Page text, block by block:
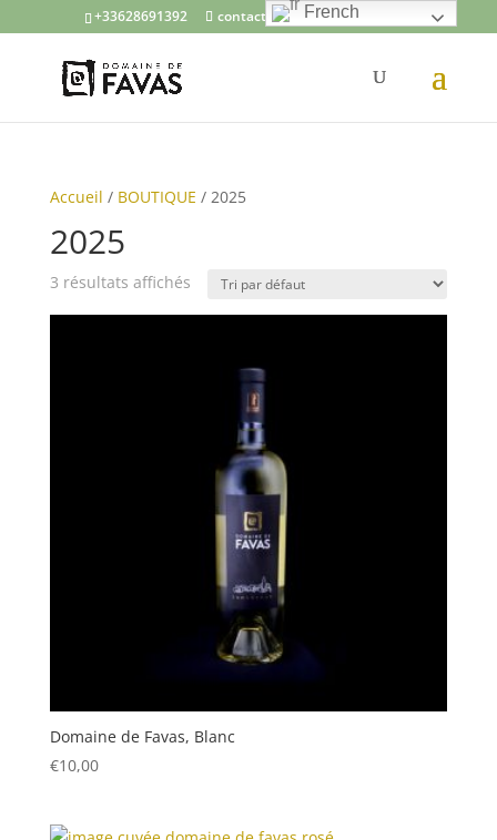
+33628691392 contact@domainedefavas.com
Accueil / BOUTIQUE / 2025
2025
3 résultats affichés
Domaine de Favas, Blanc
€10,00
French